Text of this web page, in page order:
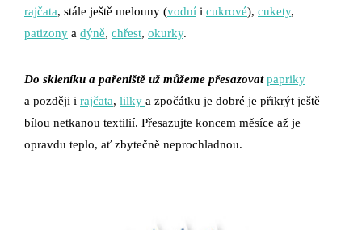
rajčata, stále ještě melouny (vodní i cukrové), cukety,
patizony a dýně, chřest, okurky.
Do skleníku a pařeniště už můžeme přesazovat papriky
a později i rajčata, lilky a zpočátku je dobré je přikrýt ještě
bílou netkanou textilií. Přesazujte koncem měsíce až je
opravdu teplo, ať zbytečně neprochladnou.